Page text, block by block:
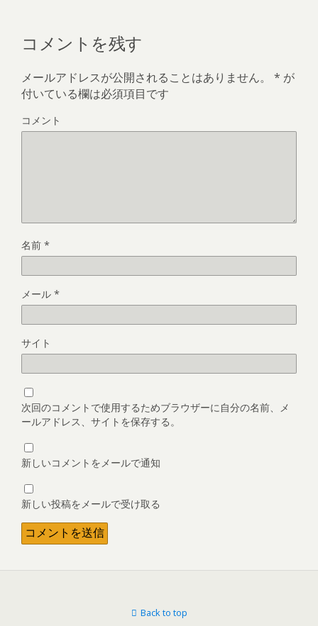
コメントを残す
メールアドレスが公開されることはありません。 * が
付いている欄は必須項目です
コメント
名前 *
メール *
サイト
次回のコメントで使用するためブラウザーに自分の名前、メ
ールアドレス、サイトを保存する。
新しいコメントをメールで通知
新しい投稿をメールで受け取る
Back to top